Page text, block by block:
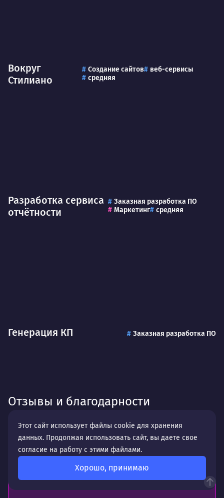
Вокруг
Стилиано
Создание сайтов
веб-сервисы
средняя
Разработка сервиса
отчётности
Заказная разработка ПО
Маркетинг
средняя
Генерация КП Заказная разработка ПО
Отзывы и благодарности
Кристина Кислова
Отличная студия веб-дизайна. Делают хорошие
сайты, всегда на связи!
Этот сайт использует файлы cookie для хранения
данных. Продолжая использовать сайт, вы даете свое
согласие на работу с этими файлами.
Хорошо, принимаю